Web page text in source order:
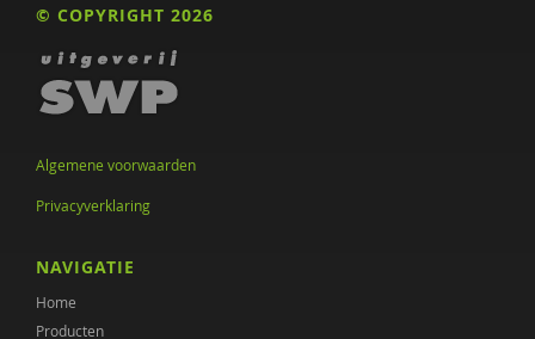
© COPYRIGHT 2026
Algemene voorwaarden
Privacyverklaring
NAVIGATIE
Home
Producten